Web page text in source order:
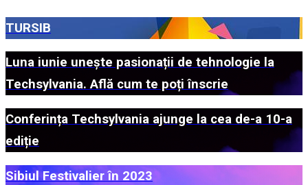
TURSIB
Luna iunie unește pasionații de tehnologie la
Techsylvania. Află cum te poți înscrie
Conferința Techsylvania ajunge la cea de-a 10-a
ediție
Sibiul Festivalier în 2023